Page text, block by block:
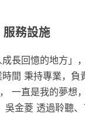
服務設施
長回憶的地方」
間 秉持專業，負
一直是我的夢想
吳金菱 透過聆聽